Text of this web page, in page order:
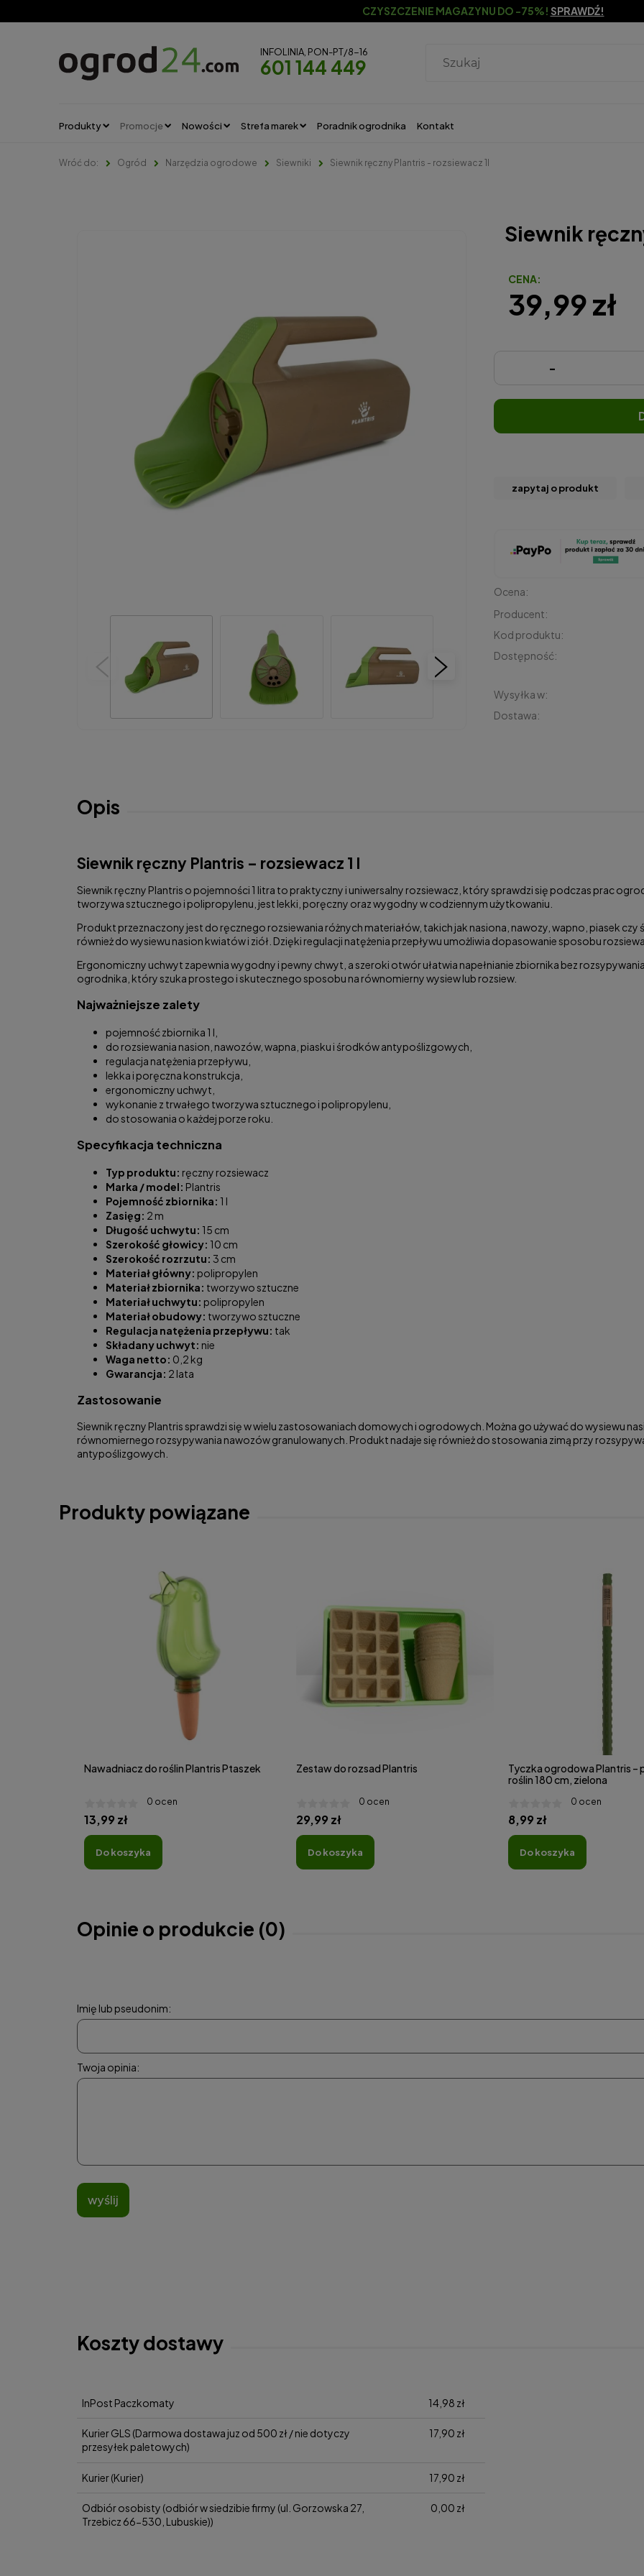
CZYSZCZENIE MAGAZYNU DO -75%! SPRAWDŹ!
INFOLINIA, PON-PT/8-16
601 144 449
Produkty Promocje Nowości Strefa marek Poradnik ogrodnika Kontakt
Ogród Narzędzia ogrodowe Siewniki Siewnik ręczny Plantris - rozsiewacz 1l
Siewnik
Ocena:
Producent:
Kod produktu:
Dostępność:
Wysyłka w:
Dostawa:
CENA:
39,99 zł
-
zapytaj o produkt
Opis
Siewnik ręczny Plantris – rozsiewacz 1 l
Siewnik ręczny Plantris o pojemności 1 litra to praktyczny i uniwersalny rozsiewacz, który sprawdzi się podczas prac
tworzywa sztucznego i polipropylenu, jest lekki, poręczny oraz wygodny w codziennym użytkowaniu.
Produkt przeznaczony jest do ręcznego rozsiewania różnych materiałów, takich jak nasiona, nawozy, wapno, piasek
również do wysiewu nasion kwiatów i ziół. Dzięki regulacji natężenia przepływu umożliwia dopasowanie sposobu
Ergonomiczny uchwyt zapewnia wygodny i pewny chwyt, a szeroki otwór ułatwia napełnianie zbiornika bez
ogrodnika, który szuka prostego i skutecznego sposobu na równomierny wysiew lub rozsiew.
Najważniejsze zalety
pojemność zbiornika 1 l,
do rozsiewania nasion, nawozów, wapna, piasku i środków antypoślizgowych,
regulacja natężenia przepływu,
lekka i poręczna konstrukcja,
ergonomiczny uchwyt,
wykonanie z trwałego tworzywa sztucznego i polipropylenu,
do stosowania o każdej porze roku.
Specyfikacja techniczna
Typ produktu: ręczny rozsiewacz
Marka / model: Plantris
Pojemność zbiornika: 1 l
Zasięg: 2 m
Długość uchwytu: 15 cm
Szerokość głowicy: 10 cm
Szerokość rozrzutu: 3 cm
Materiał główny: polipropylen
Materiał zbiornika: tworzywo sztuczne
Materiał uchwytu: polipropylen
Materiał obudowy: tworzywo sztuczne
Regulacja natężenia przepływu: tak
Składany uchwyt: nie
Waga netto: 0,2 kg
Gwarancja: 2 lata
Zastosowanie
Siewnik ręczny Plantris sprawdzi się w wielu zastosowaniach domowych i ogrodowych. Można go używać do wysiewu
równomiernego rozsypywania nawozów granulowanych. Produkt nadaje się również do stosowania zimą przy
antypoślizgowych.
Produkty powiązane
Nawadniacz do roślin Plantris Ptaszek
0 ocen
13,99 zł
do koszyka
Zestaw do rozsad Plantris
0 ocen
29,99 zł
do koszyka
Tyczka ogrodowa Plantris –
roślin 180 cm, zielona
0 ocen
8,99 zł
do koszyka
Opinie o produkcie (0)
Imię lub pseudonim:
Twoja opinia:
wyślij
Koszty dostawy
InPost Paczkomaty 14,98 zł
Kurier GLS (Darmowa dostawa juz od 500 zł / nie dotyczy
przesyłek paletowych)
17,90 zł
Kurier(Kurier) 17,90 zł
Odbiór osobisty (odbiór w siedzibie firmy (ul. Gorzowska 27,
Trzebicz 66-530, Lubuskie))
0,00 zł